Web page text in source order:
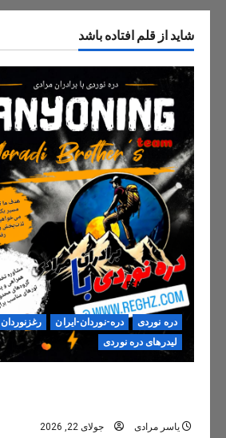
شاید از قلم افتاده باشد
دره نوردی دره-نوردان-ایران
رغزنوردان
لیدرهای دره نوردی
یاسر مرادی جولای 22, 2026